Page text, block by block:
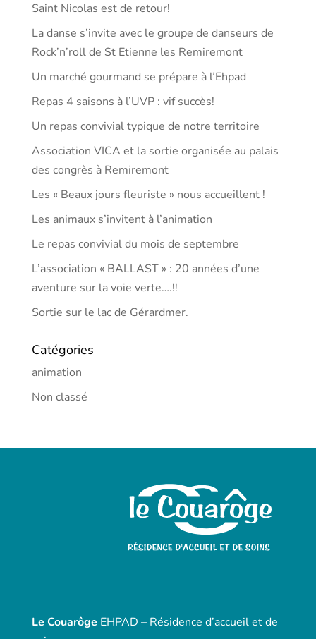
Saint Nicolas est de retour!
La danse s’invite avec le groupe de danseurs de
Rock’n’roll de St Etienne les Remiremont
Un marché gourmand se prépare à l’Ehpad
Repas 4 saisons à l’UVP : vif succès!
Un repas convivial typique de notre territoire
Association VICA et la sortie organisée au palais
des congrès à Remiremont
Les « Beaux jours fleuriste » nous accueillent !
Les animaux s’invitent à l’animation
Le repas convivial du mois de septembre
L’association « BALLAST » : 20 années d’une
aventure sur la voie verte….!!
Sortie sur le lac de Gérardmer.
Catégories
animation
Non classé
Le Couarôge EHPAD – Résidence d’accueil et de